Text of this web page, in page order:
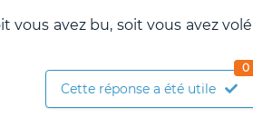
vous avez bu, soit vous avez volé
Cette réponse a été utile
0